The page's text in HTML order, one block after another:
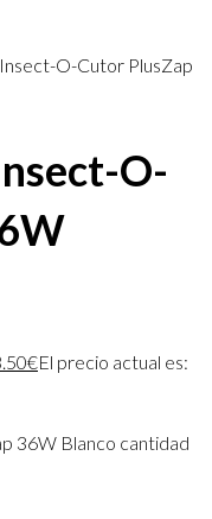
O-Cutor PlusZap
O-
€El precio actual es:
36W Blanco cantidad